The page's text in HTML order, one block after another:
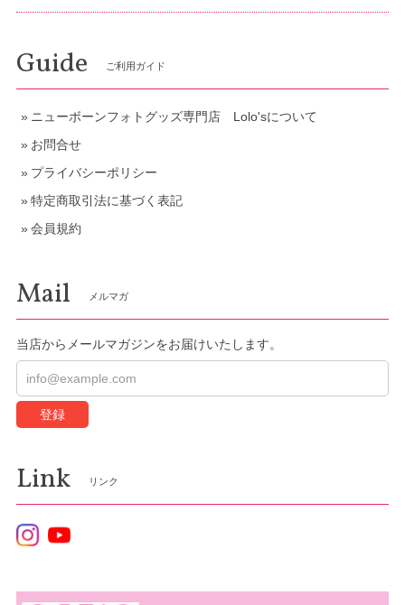
Guide ご利用ガイド
ニューボーンフォトグッズ専門店 Lolo'sについて
お問合せ
プライバシーポリシー
特定商取引法に基づく表記
会員規約
Mail メルマガ
当店からメールマガジンをお届けいたします。
登録
Link リンク